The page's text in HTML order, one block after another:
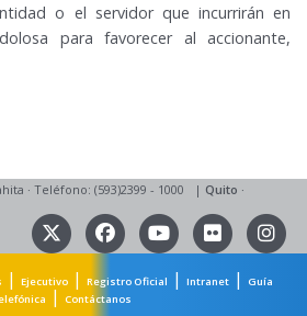
o el servidor que incurrirán en
para favorecer al accionante,
· Teléfono: (593)2399 - 1000 | Quito ·
| Ejecutivo| Registro Oficial | Intranet|
Guía
| Contáctanos